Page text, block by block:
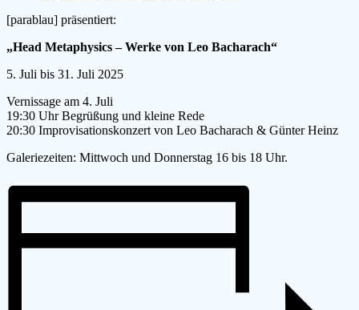
[parablau] präsentiert:
„Head Metaphysics – Werke von Leo Bacharach“
5. Juli bis 31. Juli 2025
Vernissage am 4. Juli
19:30 Uhr Begrüßung und kleine Rede
20:30 Improvisationskonzert von Leo Bacharach & Günter Heinz
Galeriezeiten: Mittwoch und Donnerstag 16 bis 18 Uhr.